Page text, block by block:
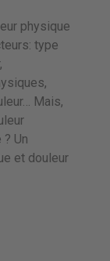
physique
type
Mais,
Un
et douleur